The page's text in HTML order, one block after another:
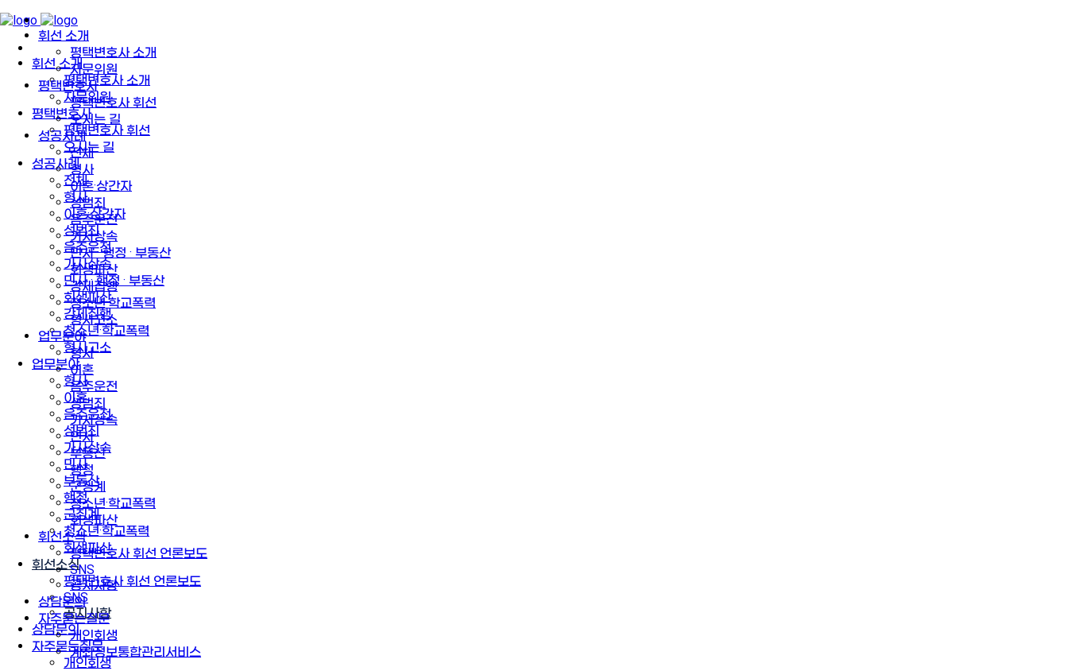
휘선 소개
평택변호사 소개
자문위원
평택변호사
평택변호사 휘선
오시는 길
성공사례
전체
형사
이혼·상간자
성범죄
음주운전
가사상속
민사 · 행정 · 부동산
회생파산
강제집행
청소년·학교폭력
형사고소
업무분야
형사
이혼
음주운전
성범죄
가사상속
민사
부동산
행정
군징계
청소년·학교폭력
회생파산
휘선소식
평택변호사 휘선 언론보도
SNS
공지사항
상담문의
자주묻는질문
개인회생
휘선 소개
평택변호사 소개
자문위원
평택변호사
평택변호사 휘선
오시는 길
성공사례
전체
형사
이혼·상간자
성범죄
음주운전
가사상속
민사 · 행정 · 부동산
회생파산
강제집행
청소년·학교폭력
형사고소
업무분야
형사
이혼
음주운전
성범죄
가사상속
민사
부동산
행정
군징계
청소년·학교폭력
회생파산
휘선소식
평택변호사 휘선 언론보도
SNS
공지사항
상담문의
자주묻는질문
개인회생
계좌정보통합관리서비스